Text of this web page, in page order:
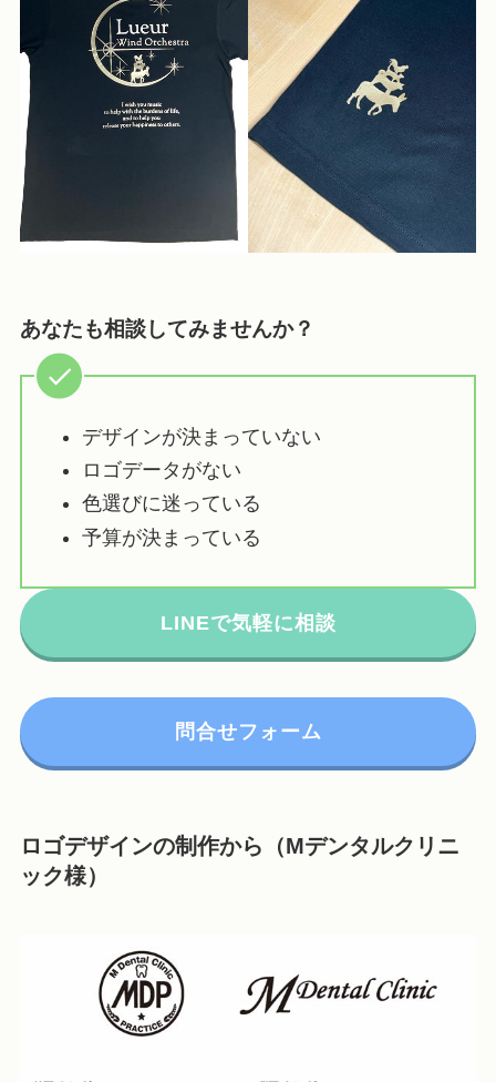
あなたも相談してみませんか？
デザインが決まっていない
ロゴデータがない
色選びに迷っている
予算が決まっている
LINEで気軽に相談
問合せフォーム
ロゴデザインの制作から（Mデンタルクリニ
ック様）